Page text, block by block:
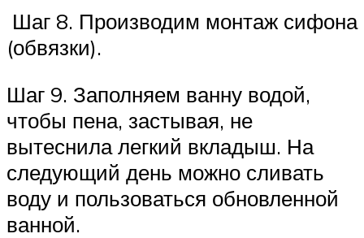
Шаг 8. Производим монтаж сифона
(обвязки).
Шаг 9. Заполняем ванну водой,
чтобы пена, застывая, не
вытеснила легкий вкладыш. На
следующий день можно сливать
воду и пользоваться обновленной
ванной.